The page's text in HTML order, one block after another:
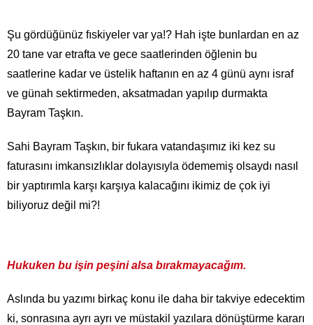
Şu gördüğünüz fıskiyeler var ya!? Hah işte bunlardan en az
20 tane var etrafta ve gece saatlerinden öğlenin bu
saatlerine kadar ve üstelik haftanın en az 4 günü aynı israf
ve günah sektirmeden, aksatmadan yapılıp durmakta
Bayram Taşkın.
Sahi Bayram Taşkın, bir fukara vatandaşımız iki kez su
faturasını imkansızlıklar dolayısıyla ödememiş olsaydı nasıl
bir yaptırımla karşı karşıya kalacağını ikimiz de çok iyi
biliyoruz değil mi?!
Hukuken bu işin peşini alsa bırakmayacağım.
Aslında bu yazımı birkaç konu ile daha bir takviye edecektim
ki, sonrasına ayrı ayrı ve müstakil yazılara dönüştürme kararı